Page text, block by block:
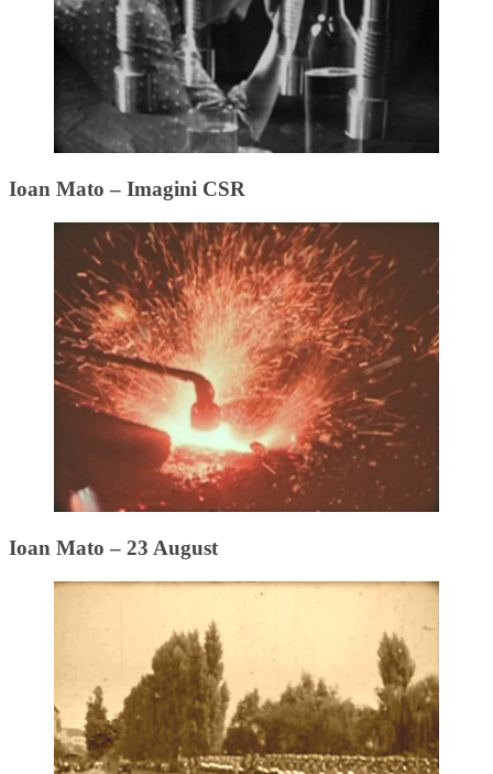
Ioan Mato – Imagini CSR
Ioan Mato – 23 August